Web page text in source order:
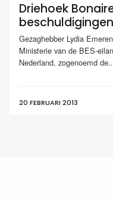
Driehoek
Gezaghebber Lydia
Ministerie van de BES-
Nederland, zogenoemd
20 FEBRUARI 2013